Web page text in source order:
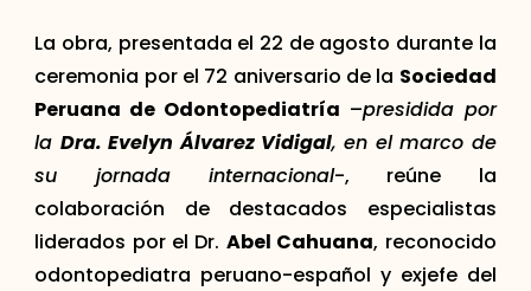
La obra, presentada el 22 de agosto durante la
ceremonia por el 72 aniversario de la Sociedad
Peruana de Odontopediatría –presidida por
la Dra. Evelyn Álvarez Vidigal, en el marco de
su jornada internacional-, reúne la
colaboración de destacados especialistas
liderados por el Dr. Abel Cahuana, reconocido
odontopediatra peruano-español y exjefe del